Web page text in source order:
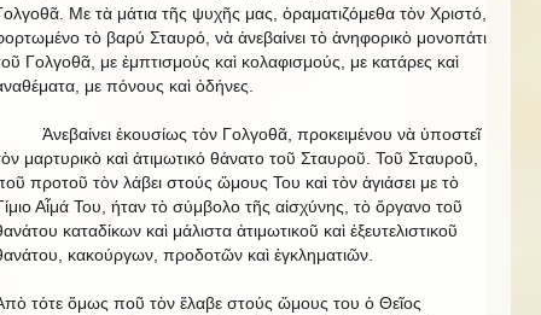
Με τὰ μάτια τῆς ψυχῆς μας, ὁραματιζόμεθα τὸν Χριστό,
τὸ βαρύ Σταυρό, νὰ ἀνεβαίνει τὸ ἀνηφορικὸ μονοπάτι
Γολγοθᾶ, με ἐμπτισμούς καὶ κολαφισμούς, με κατάρες καὶ
με πόνους καὶ ὀδήνες.
ἐκουσίως τὸν Γολγοθᾶ, προκειμένου νὰ ὑποστεῖ
μαρτυρικὸ καὶ ἀτιμωτικό θάνατο τοῦ Σταυροῦ. Τοῦ Σταυροῦ,
προτοῦ τὸν λάβει στούς ὥμους Του καὶ τὸν ἁγιάσει με τὸ
Αἷμά Του, ήταν τὸ σύμβολο τῆς αἰσχύνης, τὸ ὄργανο τοῦ
καταδίκων καὶ μάλιστα ἀτιμωτικοῦ καὶ ἐξευτελιστικοῦ
κακούργων, προδοτῶν καὶ ἐγκληματιῶν.
τότε ὅμως ποῦ τὸν ἔλαβε στούς ὥμους του ὁ Θεῖος